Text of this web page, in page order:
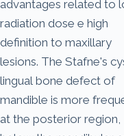
advantages related to
radiation dose e high
definition to maxillary
lesions. The Stafne's
lingual bone defect of
mandible is more
at the posterior region,